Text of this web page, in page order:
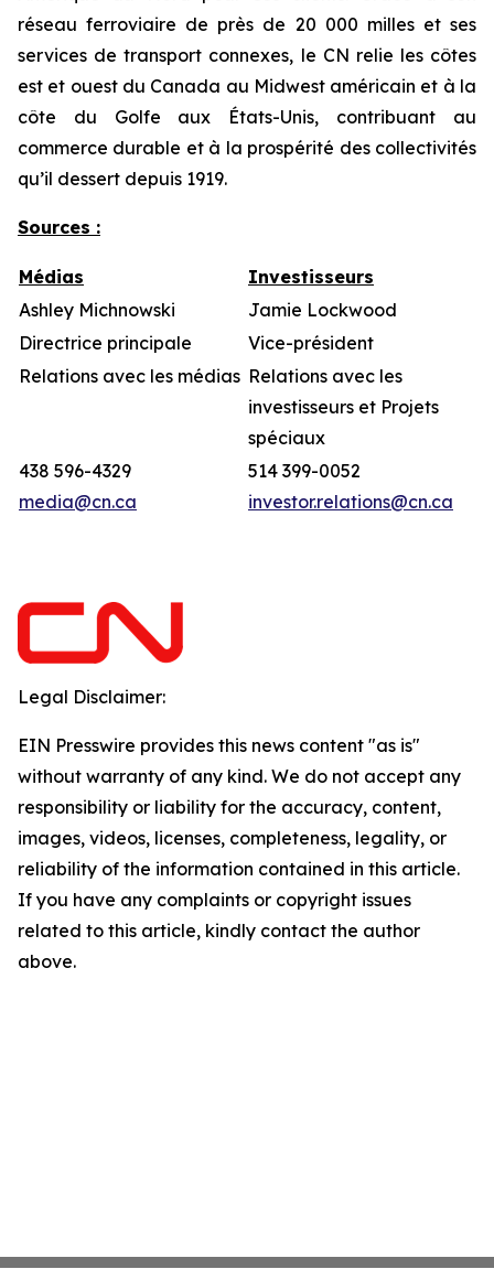
réseau ferroviaire de près de 20 000 milles et ses
services de transport connexes, le CN relie les côtes
est et ouest du Canada au Midwest américain et à la
côte du Golfe aux États-Unis, contribuant au
commerce durable et à la prospérité des collectivités
qu’il dessert depuis 1919.
Sources :
Médias
Investisseurs
Ashley Michnowski
Jamie Lockwood
Directrice principale
Vice-président
Relations avec les médias Relations avec les
investisseurs et Projets
spéciaux
438 596-4329
media@cn.ca
514 399-0052
investor.relations@cn.ca
Legal Disclaimer:
EIN Presswire provides this news content "as is"
without warranty of any kind. We do not accept any
responsibility or liability for the accuracy, content,
images, videos, licenses, completeness, legality, or
reliability of the information contained in this article.
If you have any complaints or copyright issues
related to this article, kindly contact the author
above.